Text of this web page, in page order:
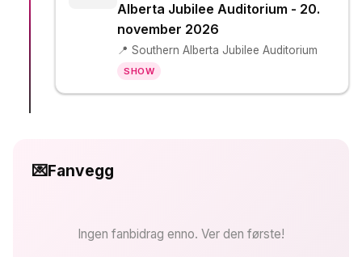
Alberta Jubilee Auditorium - 20.
november 2026
📍 Southern Alberta Jubilee Auditorium
SHOW
💌Fanvegg
Ingen fanbidrag enno. Ver den første!